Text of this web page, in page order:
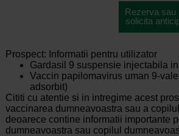
Prospect: Informatii pentru utilizator
Gardasil 9 suspensie injectabila
Vaccin papilomavirus uman 9-
adsorbit)
Cititi cu atentie si in intregime acest
vaccinarea dumneavoastra sau a
deoarece contine informatii importante
dumneavoastra sau copilul